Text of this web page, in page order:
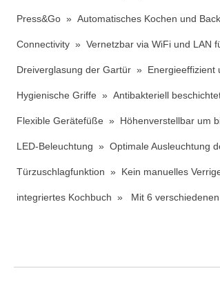
Press&Go » Automatisches Kochen und
Connectivity » Vernetzbar via WiFi und LAN
Dreiverglasung der Gartür » Energieeffizient
Hygienische Griffe » Antibakteriell
Flexible Gerätefüße » Höhenverstellbar um
LED-Beleuchtung » Optimale Ausleuchtung
Türzuschlagfunktion » Kein manuelles
integriertes Kochbuch » Mit 6